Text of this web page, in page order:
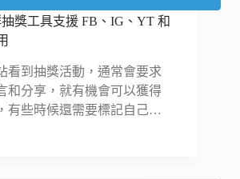
獎工具支援 FB、IG、YT 和
看到抽獎活動，通常會要求
和分享，就有機會可以獲得
有些時候還需要標記自己…